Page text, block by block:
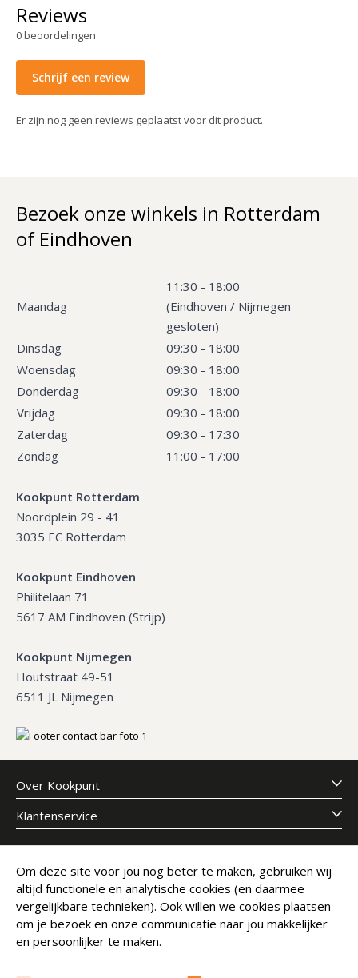
Reviews
0beoordelingen
Schrijf een review
Er zijn nog geen reviews geplaatst voor dit product.
Bezoek onze winkels in Rotterdam
of Eindhoven
Maandag
11:30 - 18:00
(Eindhoven / Nijmegen
gesloten)
Dinsdag
09:30 - 18:00
Woensdag
09:30 - 18:00
Donderdag
09:30 - 18:00
Vrijdag
09:30 - 18:00
Zaterdag
09:30 - 17:30
Zondag
11:00 - 17:00
Kookpunt Rotterdam
Noordplein 29 - 41
3035 EC Rotterdam
Kookpunt Eindhoven
Philitelaan 71
5617 AM Eindhoven (Strijp)
Kookpunt Nijmegen
Houtstraat 49-51
6511 JL Nijmegen
Over Kookpunt
Klantenservice
Meld je aan voor onze nieuwsbrief
E-mailadres
Abonneer
Om deze site voor jou nog beter te maken, gebruiken wij
altijd functionele en analytische cookies (en daarmee
vergelijkbare technieken). Ook willen we cookies plaatsen
om je bezoek en onze communicatie naar jou makkelijker
en persoonlijker te maken.